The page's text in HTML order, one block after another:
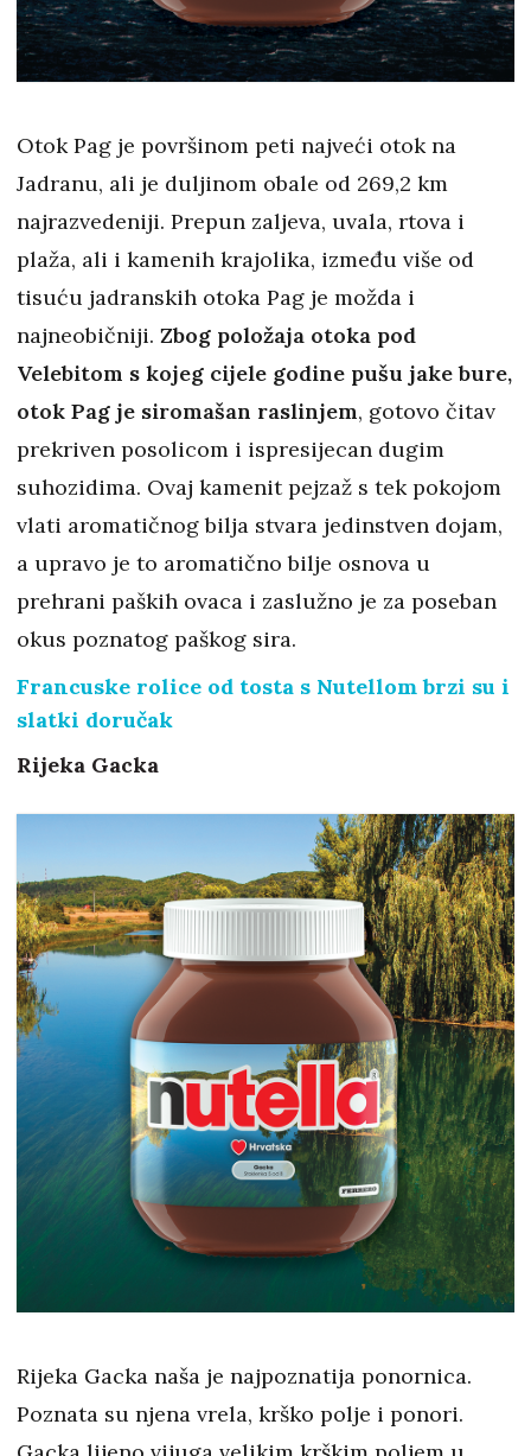
Otok Pag je površinom peti najveći otok na
Jadranu, ali je duljinom obale od 269,2 km
najrazvedeniji. Prepun zaljeva, uvala, rtova i
plaža, ali i kamenih krajolika, između više od
tisuću jadranskih otoka Pag je možda i
najneobičniji. Zbog položaja otoka pod
Velebitom s kojeg cijele godine pušu jake bure,
otok Pag je siromašan raslinjem, gotovo čitav
prekriven posolicom i ispresijecan dugim
suhozidima. Ovaj kamenit pejzaž s tek pokojom
vlati aromatičnog bilja stvara jedinstven dojam,
a upravo je to aromatično bilje osnova u
prehrani paških ovaca i zaslužno je za poseban
okus poznatog paškog sira.
Francuske rolice od tosta s Nutellom brzi su i
slatki doručak
Rijeka Gacka
Rijeka Gacka naša je najpoznatija ponornica.
Poznata su njena vrela, krško polje i ponori.